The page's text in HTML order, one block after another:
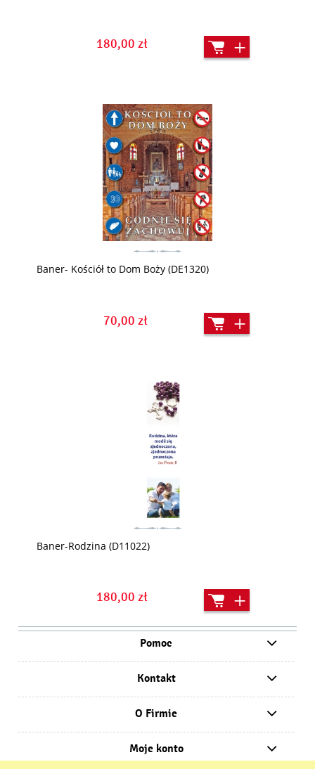
180,00 zł
Baner- Kościół to Dom Boży (DE1320)
70,00 zł
Baner-Rodzina (D11022)
180,00 zł
Pomoc
Kontakt
O Firmie
Moje konto